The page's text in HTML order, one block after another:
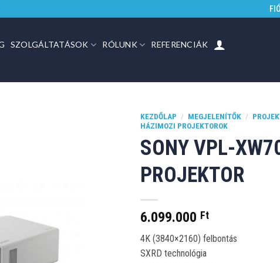
SZOLGÁLTATÁSOK RÓLUNK REFERENCIÁK
KEZDŐLAP / MEGJELENÍTŐK /
HÁZIMOZI PROJEKTOROK
SONY VPL-
PROJEKTOR
6.099.000 Ft
4K (3840×2160) felbontás
SXRD technológia